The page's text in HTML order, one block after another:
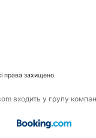
права захищено.
входить у групу